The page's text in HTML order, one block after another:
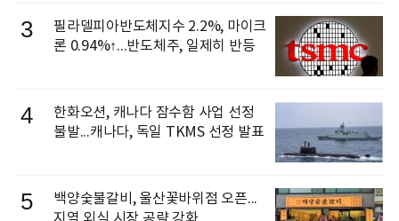
3
필라델피아반도체지수 2.2%, 마이크
론 0.94%↑...반도체주, 일제히 반등
4
한화오션, 캐나다 잠수함 사업 선정
불발...캐나다, 독일 TKMS 선정 발표
5
백양숯불갈비, 울산꽃바위점 오픈...